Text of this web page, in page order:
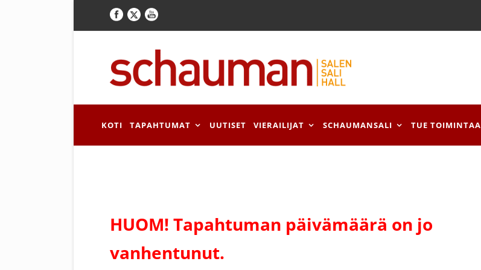
KOTI TAPAHTUMAT UUTISET VIERAILIJAT SCHAUMANSALI TUE TOIMINTAA
HUOM! Tapahtuman päivämäärä on jo
vanhentunut.